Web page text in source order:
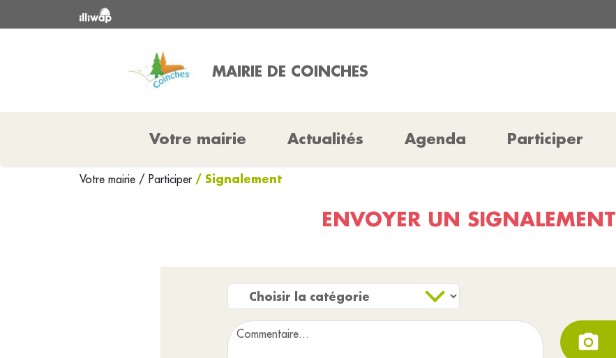
MAIRIE DE COINCHES
Votre mairie Actualités Agenda Participer
Votre mairie / Participer / Signalement
ENVOYER UN SIGNALEMENT